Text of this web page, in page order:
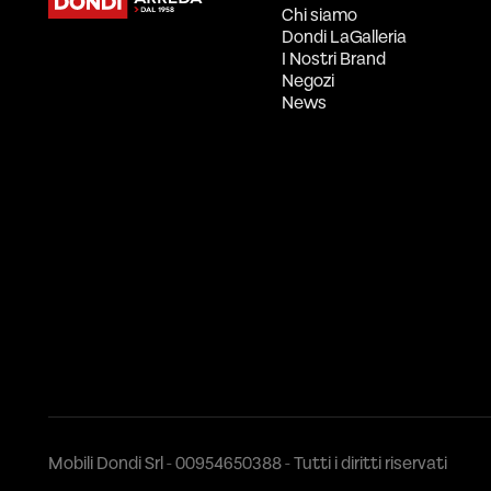
Chi siamo
Dondi LaGalleria
I Nostri Brand
Negozi
News
Mobili Dondi Srl - 00954650388 - Tutti i diritti riservati